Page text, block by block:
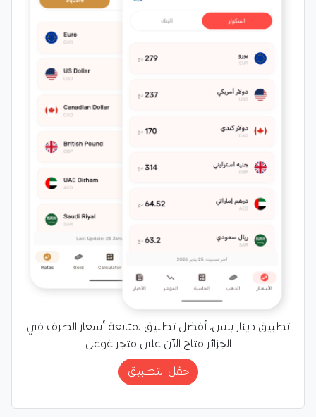
تطبيق دينار بلس، أفضل تطبيق لمتابعة أسعار الصرف في
الجزائر متاح الآن على متجر غوغل
حمّل التطبيق